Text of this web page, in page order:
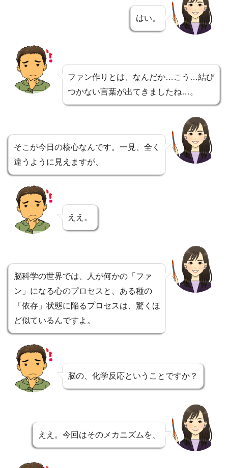
はい。
ファン作りとは、なんだか…こう…結び
つかない言葉が出てきましたね…。
そこが今日の核心なんです。一見、全く
違うように見えますが、
ええ。
脳科学の世界では、人が何かの「ファ
ン」になる心のプロセスと、ある種の
「依存」状態に陥るプロセスは、驚くほ
ど似ているんですよ。
脳の、化学反応ということですか？
ええ。今回はそのメカニズムを、